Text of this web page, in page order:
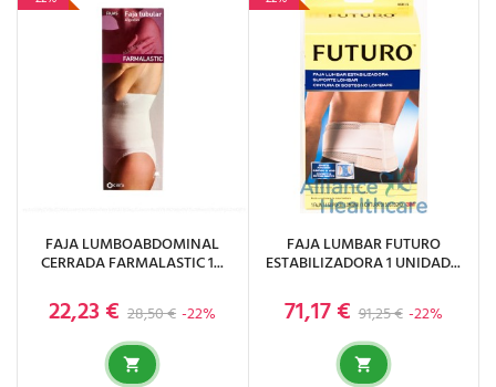
FAJA LUMBOABDOMINAL
CERRADA FARMALASTIC 1...
Precio base
28,50 € -22%
Precio
22,23 €
FAJA LUMBAR FUTURO
ESTABILIZADORA 1 UNIDAD...
Precio base
91,25 € -22%
Precio
71,17 €